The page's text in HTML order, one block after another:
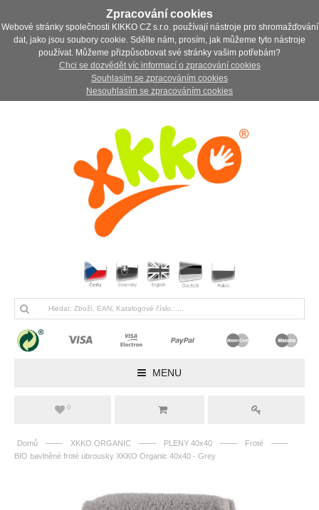
Zpracování cookies
Webové stránky společnosti KIKKO CZ s.r.o. používají nástroje pro shromažďování
dat, jako jsou soubory cookie. Sdělte nám, prosím, jak můžeme tyto nástroje
používat. Můžeme přizpůsobovat své stránky vašim potřebám?
Chci se dozvědět víc informací o zpracování cookies
Souhlasím se zpracováním cookies
Nesouhlasím se zpracováním cookies
MENU
0
Domů —— XKKO ORGANIC —— PLENY 40x40 —— Froté ——
BIO bavlněné froté ubrousky XKKO Organic 40x40 - Grey